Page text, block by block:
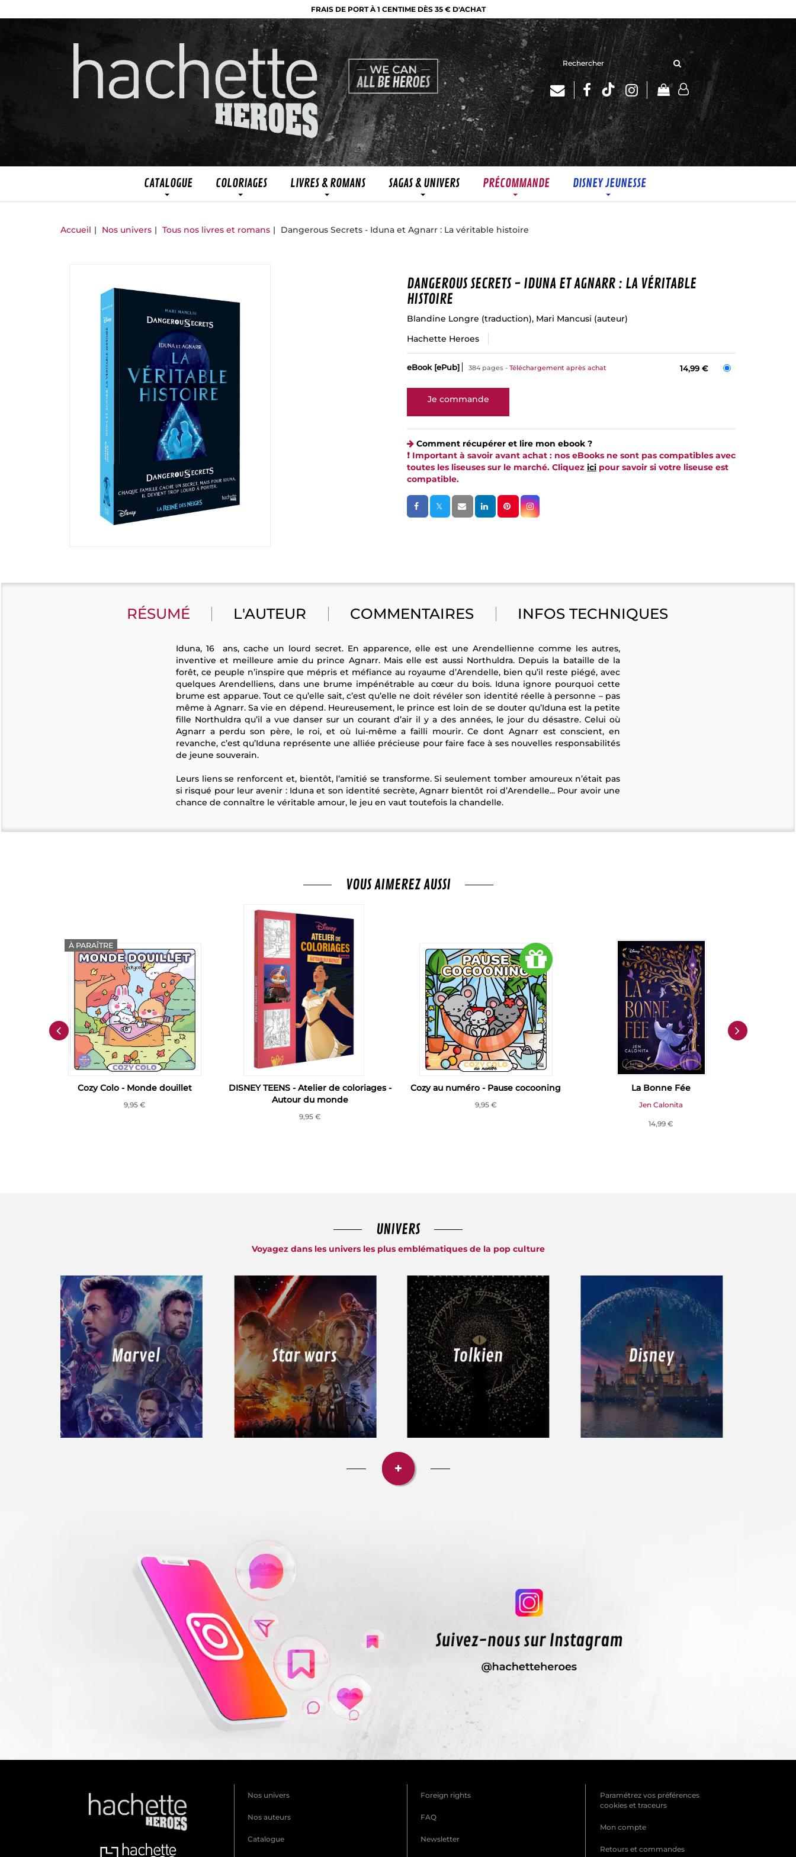
FRAIS DE PORT À 1 CENTIME DÈS 35 € D'ACHAT
Rechercher
site
CATALOGUE COLORIAGES LIVRES & ROMANS SAGAS & UNIVERS PRÉCOMMANDE DISNEY JEUNESSE
Accueil Nos univers Tous nos livres et romans Dangerous Secrets - Iduna et Agnarr : La véritable histoire
DANGEROUS SECRETS - IDUNA ET AGNARR : LA VÉRITABLE
HISTOIRE
Blandine Longre (traduction), Mari Mancusi (auteur)
Hachette Heroes
eBook [ePub] 384 pages Téléchargement après achat 14,99 €
Comment récupérer et lire mon ebook ?
❗️ Important à savoir avant achat : nos eBooks ne sont pas compatibles avec
toutes les liseuses sur le marché. Cliquez ici pour savoir si votre liseuse est
compatible.
RÉSUMÉ L'AUTEUR COMMENTAIRES INFOS TECHNIQUES
Iduna, 16 ans, cache un lourd secret. En apparence, elle est une Arendellienne comme les autres,
inventive et meilleure amie du prince Agnarr. Mais elle est aussi Northuldra. Depuis la bataille de la
forêt, ce peuple n’inspire que mépris et méfiance au royaume d’Arendelle, bien qu’il reste piégé, avec
quelques Arendelliens, dans une brume impénétrable au cœur du bois. Iduna ignore pourquoi cette
brume est apparue. Tout ce qu’elle sait, c’est qu’elle ne doit révéler son identité réelle à personne – pas
même à Agnarr. Sa vie en dépend. Heureusement, le prince est loin de se douter qu’Iduna est la petite
fille Northuldra qu’il a vue danser sur un courant d’air il y a des années, le jour du désastre. Celui où
Agnarr a perdu son père, le roi, et où lui-même a failli mourir. Ce dont Agnarr est conscient, en
revanche, c’est qu’Iduna représente une alliée précieuse pour faire face à ses nouvelles responsabilités
de jeune souverain.
Leurs liens se renforcent et, bientôt, l’amitié se transforme. Si seulement tomber amoureux n’était pas
si risqué pour leur avenir : Iduna et son identité secrète, Agnarr bientôt roi d’Arendelle... Pour avoir une
chance de connaître le véritable amour, le jeu en vaut toutefois la chandelle.
VOUS AIMEREZ AUSSI
À PARAÎTRE
Cozy Colo - Monde douillet
9,95 €
DISNEY TEENS - Atelier de coloriages -
Autour du monde
9,95 €
Cozy au numéro - Pause cocooning
9,95 €
La Bonne Fée
Jen Calonita
14,99 €
UNIVERS
Voyagez dans les univers les plus emblématiques de la pop culture
Nos univers
Nos auteurs
Catalogue
Foreign rights
FAQ
Newsletter
Paramétrez vos préférences
cookies et traceurs
Mon compte
Retours et commandes